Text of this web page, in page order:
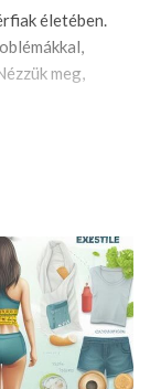
életében.
meg,